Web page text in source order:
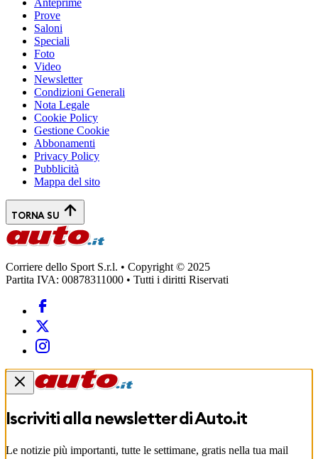
Anteprime
Prove
Saloni
Speciali
Foto
Video
Newsletter
Condizioni Generali
Nota Legale
Cookie Policy
Gestione Cookie
Abbonamenti
Privacy Policy
Pubblicità
Mappa del sito
TORNA SU
Corriere dello Sport S.r.l. • Copyright © 2025
Partita IVA: 00878311000 • Tutti i diritti Riservati
Iscriviti alla newsletter diAuto.it
Le notizie più importanti, tutte le settimane, gratis nella tua mail